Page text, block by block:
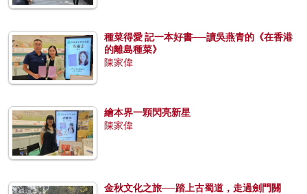
種菜得愛 記一本好書──讀吳燕青的《在香港
的離島種菜》
陳家偉
繪本界一顆閃亮新星
陳家偉
金秋文化之旅──踏上古蜀道，走過劍門關